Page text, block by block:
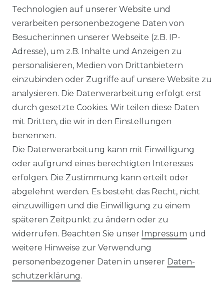
WIDERRUFSRECHT
WIDERRUFSFORMULAR
DATENSCHUTZERKLÄRUNG
INFORMATIONEN & SERVICE
BLOG
ZAHLUNG & VERSAND
AUFBAUANLEITUNGEN
TIPS & TRICKS
HINWEIS ZUR BATTERIEENTSORGUNG
VERPACKUNGSHINWEISE
Technologien auf unserer Website und
verarbeiten personenbezogene Daten von
Besucher:innen unserer Webseite (z.B. IP-
Adresse), um z.B. Inhalte und Anzeigen zu
personalisieren, Medien von Drittanbietern
einzubinden oder Zugriffe auf unsere Website zu
analysieren. Die Datenverarbeitung erfolgt erst
durch gesetzte Cookies. Wir teilen diese Daten
mit Dritten, die wir in den Einstellungen
benennen.
Die Datenverarbeitung kann mit Einwilligung
oder aufgrund eines berechtigten Interesses
erfolgen. Die Zustimmung kann erteilt oder
abgelehnt werden. Es besteht das Recht, nicht
einzuwilligen und die Einwilligung zu einem
späteren Zeitpunkt zu ändern oder zu
widerrufen. Beachten Sie unser Impressum und
weitere Hinweise zur Verwendung
personenbezogener Daten in unserer Daten­
schutz­erklärung.